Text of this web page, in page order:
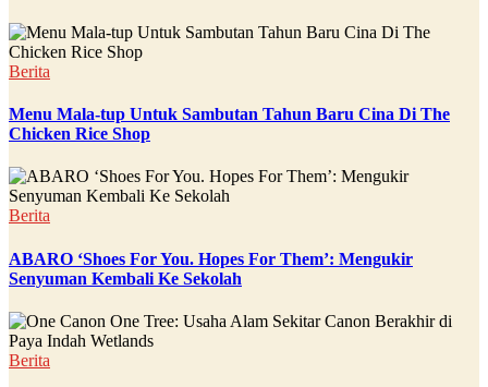
Berita
Menu Mala-tup Untuk Sambutan Tahun Baru Cina Di The
Chicken Rice Shop
Berita
ABARO ‘Shoes For You. Hopes For Them’: Mengukir
Senyuman Kembali Ke Sekolah
Berita